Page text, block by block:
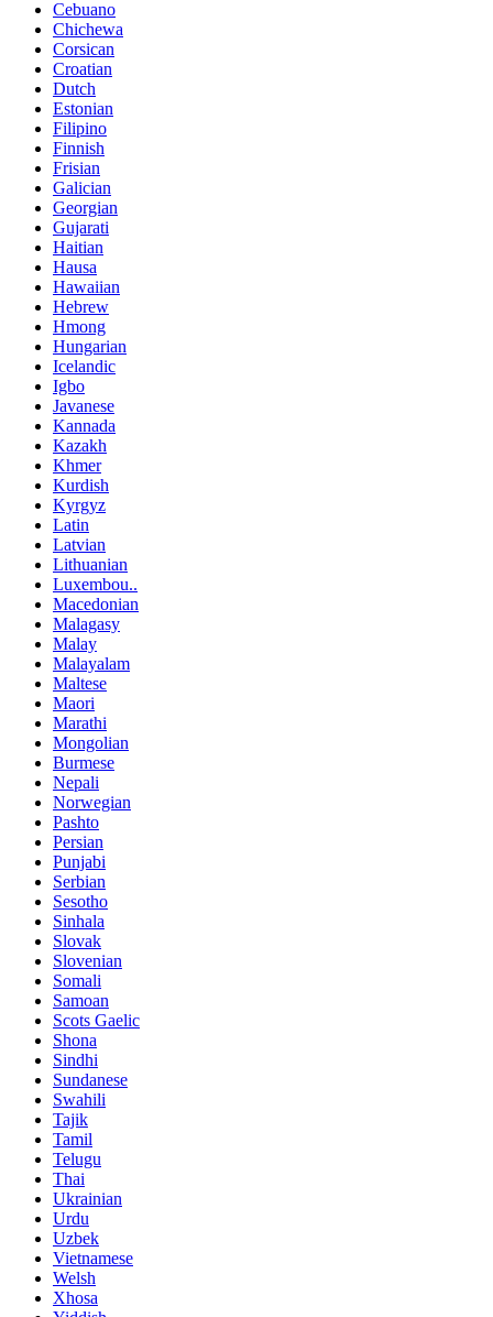
Cebuano
Chichewa
Corsican
Croatian
Dutch
Estonian
Filipino
Finnish
Frisian
Galician
Georgian
Gujarati
Haitian
Hausa
Hawaiian
Hebrew
Hmong
Hungarian
Icelandic
Igbo
Javanese
Kannada
Kazakh
Khmer
Kurdish
Kyrgyz
Latin
Latvian
Lithuanian
Luxembou..
Macedonian
Malagasy
Malay
Malayalam
Maltese
Maori
Marathi
Mongolian
Burmese
Nepali
Norwegian
Pashto
Persian
Punjabi
Serbian
Sesotho
Sinhala
Slovak
Slovenian
Somali
Samoan
Scots Gaelic
Shona
Sindhi
Sundanese
Swahili
Tajik
Tamil
Telugu
Thai
Ukrainian
Urdu
Uzbek
Vietnamese
Welsh
Xhosa